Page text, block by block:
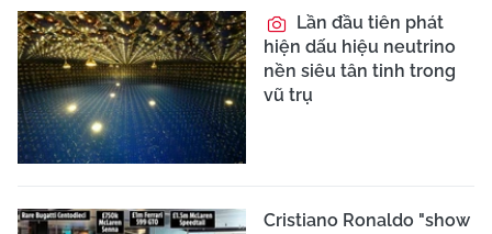
Lần đầu tiên phát
hiện dấu hiệu neutrino
nền siêu tân tinh trong
vũ trụ
Cristiano Ronaldo "show